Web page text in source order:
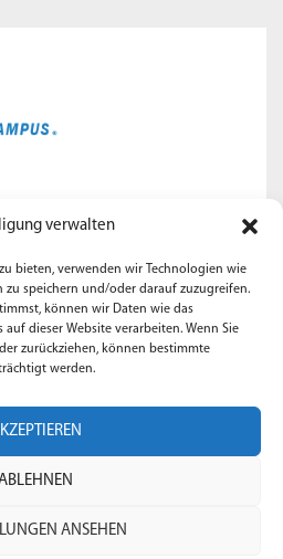
verwalten
bieten, verwenden wir Technologien wie
zu speichern und/oder darauf zuzugreifen.
können wir Daten wie das
dieser Website verarbeiten. Wenn Sie
zurückziehen, können bestimmte
werden.
ANSEHEN
zum Austausch von
verschiedene Schulungen, um
der Bahntechnik für die
vermitteln.
Kollmar